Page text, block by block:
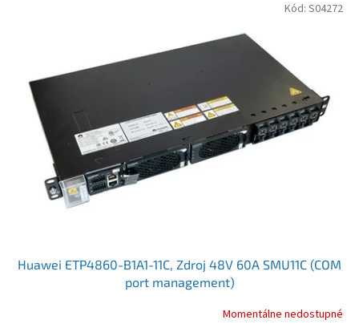
Huawei ETP4860-B1A1-11C, Zdroj 48V 60A SMU11C (COM
port management)
Momentálne nedostupné
Kód: S04272